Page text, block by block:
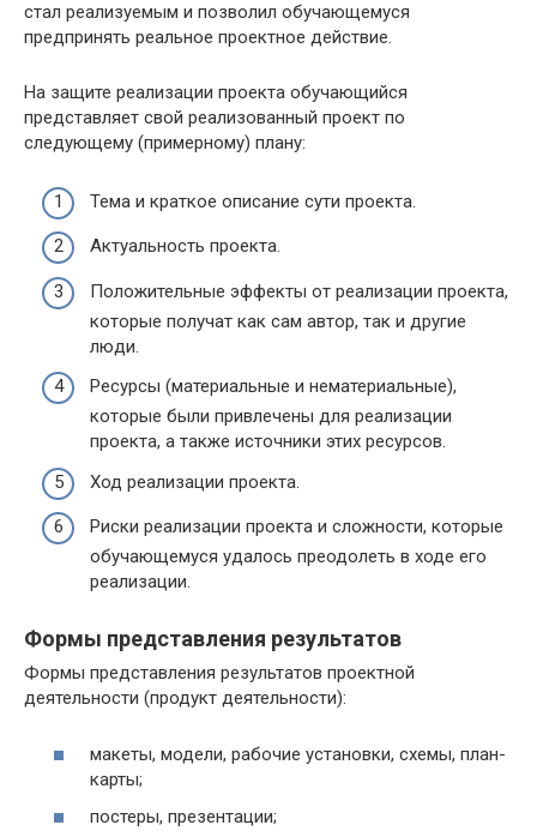
стал реализуемым и позволил обучающемуся
предпринять реальное проектное действие.
На защите реализации проекта обучающийся
представляет свой реализованный проект по
следующему (примерному) плану:
Тема и краткое описание сути проекта.
Актуальность проекта.
Положительные эффекты от реализации проекта,
которые получат как сам автор, так и другие
люди.
Ресурсы (материальные и нематериальные),
которые были привлечены для реализации
проекта, а также источники этих ресурсов.
Ход реализации проекта.
Риски реализации проекта и сложности, которые
обучающемуся удалось преодолеть в ходе его
реализации.
Формы представления результатов
Формы представления результатов проектной
деятельности (продукт деятельности):
макеты, модели, рабочие установки, схемы, план-
карты;
постеры, презентации;